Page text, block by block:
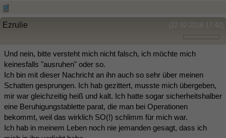
(22.02.2018 17:42)
Ezrulie
Und nein, bitte versteht mich nicht falsch, ich möchte mich
keinesfalls "ausruhen" oder so.
Ich bin mit dieser Nachricht an ihn auch so sehr über meinen
Schatten gesprungen. Ich hab gezittert, musste mich übergeben,
mir war gleichzeitig heiß und kalt. Ich hatte sogar sicherheitshalber
eine Beruhigungstablette parat, die man bei Operationen
bekommt, weil das wirklich SO(!) schlimm für mich war.
Ich hab in meinem Leben noch nie jemanden gesagt, dass ich